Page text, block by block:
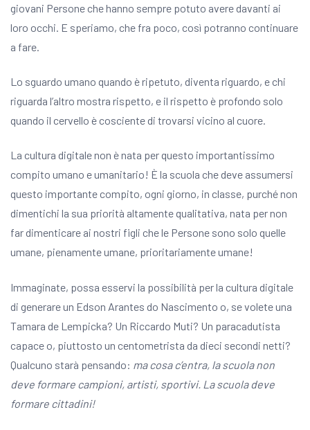
giovani Persone che hanno sempre potuto avere davanti ai
loro occhi. E speriamo, che fra poco, così potranno continuare
a fare.
Lo sguardo umano quando è ripetuto, diventa riguardo, e chi
riguarda l’altro mostra rispetto, e il rispetto è profondo solo
quando il cervello è cosciente di trovarsi vicino al cuore.
La cultura digitale non è nata per questo importantissimo
compito umano e umanitario! È la scuola che deve assumersi
questo importante compito, ogni giorno, in classe, purché non
dimentichi la sua priorità altamente qualitativa, nata per non
far dimenticare ai nostri figli che le Persone sono solo quelle
umane, pienamente umane, prioritariamente umane!
Immaginate, possa esservi la possibilità per la cultura digitale
di generare un Edson Arantes do Nascimento o, se volete una
Tamara de Lempicka? Un Riccardo Muti? Un paracadutista
capace o, piuttosto un centometrista da dieci secondi netti?
Qualcuno starà pensando: ma cosa c’entra, la scuola non
deve formare campioni, artisti, sportivi. La scuola deve
formare cittadini!